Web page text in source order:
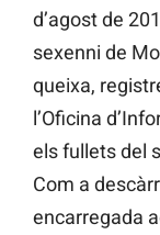
d’agost de
sexenni de
queixa,
l’Oficina
els fullets del
Com a
encarregada